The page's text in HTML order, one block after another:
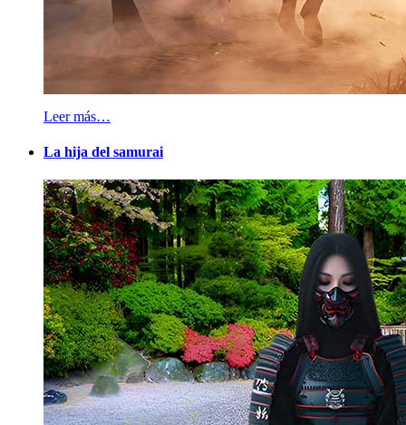
Leer más…
La hija del samurai